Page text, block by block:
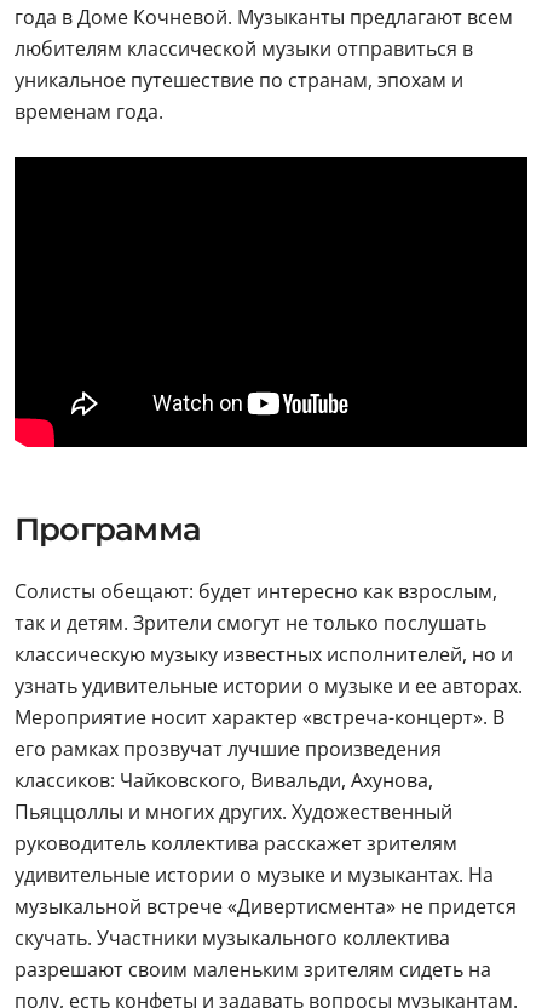
года в Доме Кочневой. Музыканты предлагают всем
любителям классической музыки отправиться в
уникальное путешествие по странам, эпохам и
временам года.
Программа
Солисты обещают: будет интересно как взрослым,
так и детям. Зрители смогут не только послушать
классическую музыку известных исполнителей, но и
узнать удивительные истории о музыке и ее авторах.
Мероприятие носит характер «встреча-концерт». В
его рамках прозвучат лучшие произведения
классиков: Чайковского, Вивальди, Ахунова,
Пьяццоллы и многих других. Художественный
руководитель коллектива расскажет зрителям
удивительные истории о музыке и музыкантах. На
музыкальной встрече «Дивертисмента» не придется
скучать. Участники музыкального коллектива
разрешают своим маленьким зрителям сидеть на
полу, есть конфеты и задавать вопросы музыкантам.